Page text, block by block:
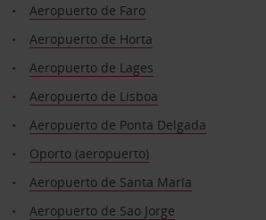
Aeropuerto de Faro
Aeropuerto de Horta
Aeropuerto de Lages
Aeropuerto de Lisboa
Aeropuerto de Ponta Delgada
Oporto (aeropuerto)
Aeropuerto de Santa María
Aeropuerto de Sao Jorge